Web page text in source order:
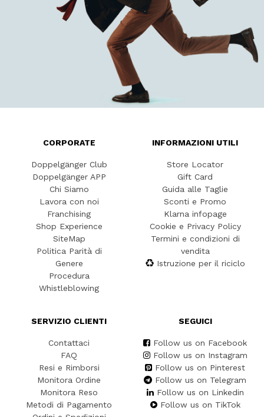
CORPORATE
Doppelgänger Club
Doppelgänger APP
Chi Siamo
Lavora con noi
Franchising
Shop Experience
SiteMap
Politica Parità di
Genere
Procedura
Whistleblowing
INFORMAZIONI UTILI
Store Locator
Gift Card
Guida alle Taglie
Sconti e Promo
Klarna infopage
Cookie e Privacy Policy
Termini e condizioni di
vendita
Istruzione per il riciclo
SERVIZIO CLIENTI
Contattaci
FAQ
Resi e Rimborsi
Monitora Ordine
Monitora Reso
Metodi di Pagamento
SEGUICI
Follow us on Facebook
Follow us on Instagram
Follow us on Pinterest
Follow us on Telegram
Follow us on Linkedin
Follow us on TikTok